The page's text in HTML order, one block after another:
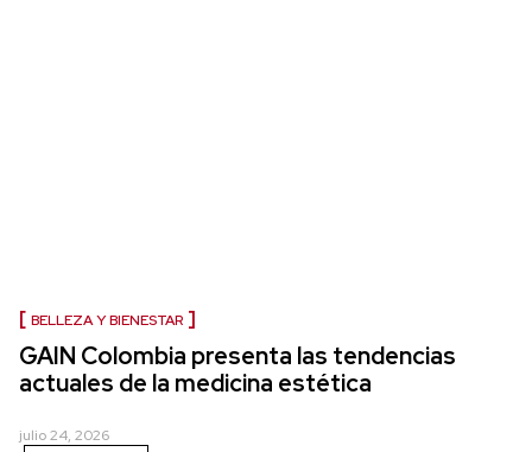
BELLEZA Y BIENESTAR
GAIN Colombia presenta las tendencias
actuales de la medicina estética
julio 24, 2026